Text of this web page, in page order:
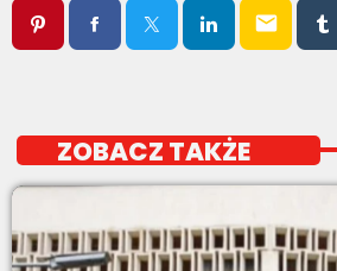
email
ZOBACZ TAKŻE